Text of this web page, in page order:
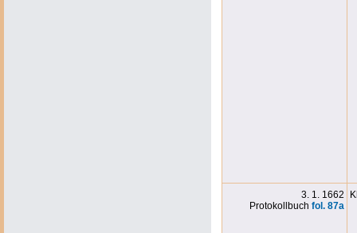
3. 1. 1662
Protokollbuch fol. 87a